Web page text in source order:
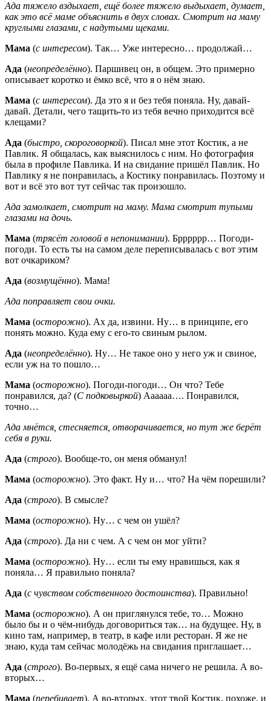
Ада тяжело вздыхает, ещё более тяжело выдыхает, думает,
как это всё маме объяснить в двух словах. Смотрит на маму
круглыми глазами, с надутыми щеками.
Мама (с интересом). Так… Уже интересно… продолжай…
Ада (неопределённо). Паршивец он, в общем. Это примерно
описывает коротко и ёмко всё, что я о нём знаю.
Мама (с интересом). Да это я и без тебя поняла. Ну, давай-
давай. Детали, чего тащить-то из тебя вечно приходится всё
клещами?
Ада (быстро, скороговоркой). Писал мне этот Костик, а не
Павлик. Я общалась, как выяснилось с ним. Но фотография
была в профиле Павлика. И на свидание пришёл Павлик. Но
Павлику я не понравилась, а Костику понравилась. Поэтому и
вот и всё это вот тут сейчас так произошло.
Ада замолкает, смотрит на маму. Мама смотрит тупыми
глазами на дочь.
Мама (трясёт головой в непонимании). Брррррр… Погоди-
погоди. То есть ты на самом деле переписывалась с вот этим
вот очкариком?
Ада (возмущённо). Мама!
Ада поправляет свои очки.
Мама (осторожно). Ах да, извини. Ну… в принципе, его
понять можно. Куда ему с его-то свиным рылом.
Ада (неопределённо). Ну… Не такое оно у него уж и свиное,
если уж на то пошло…
Мама (осторожно). Погоди-погоди… Он что? Тебе
понравился, да? (С подковыркой) Аааааа…. Понравился,
точно…
Ада мнётся, стесняется, отворачивается, но тут же берёт
себя в руки.
Ада (строго). Вообще-то, он меня обманул!
Мама (осторожно). Это факт. Ну и… что? На чём порешили?
Ада (строго). В смысле?
Мама (осторожно). Ну… с чем он ушёл?
Ада (строго). Да ни с чем. А с чем он мог уйти?
Мама (осторожно). Ну… если ты ему нравишься, как я
поняла… Я правильно поняла?
Ада (с чувством собственного достоинства). Правильно!
Мама (осторожно). А он приглянулся тебе, то… Можно
было бы и о чём-нибудь договориться так… на будущее. Ну, в
кино там, например, в театр, в кафе или ресторан. Я же не
знаю, куда там сейчас молодёжь на свидания приглашает…
Ада (строго). Во-первых, я ещё сама ничего не решила. А во-
вторых…
Мама (перебивает). А во-вторых, этот твой Костик, похоже, и